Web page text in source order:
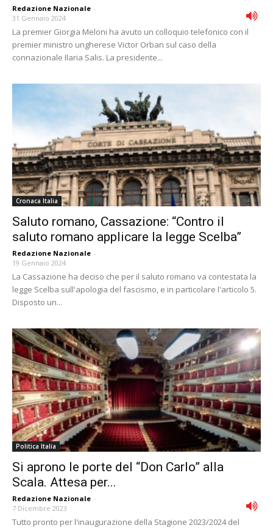
Redazione Nazionale -
31 Gennaio 2024
La premier Giorgia Meloni ha avuto un colloquio telefonico con il
premier ministro ungherese Victor Orban sul caso della
connazionale Ilaria Salis. La presidente...
Cronaca Italia
Saluto romano, Cassazione: “Contro il
saluto romano applicare la legge Scelba”
Redazione Nazionale -
19 Gennaio 2024
La Cassazione ha deciso che per il saluto romano va contestata la
legge Scelba sull'apologia del fascismo, e in particolare l'articolo 5.
Disposto un...
Politica Italia
Si aprono le porte del “Don Carlo” alla
Scala. Attesa per...
Redazione Nazionale -
7 Dicembre 2023
Tutto pronto per l'inaugurazione della Stagione 2023/2024 del